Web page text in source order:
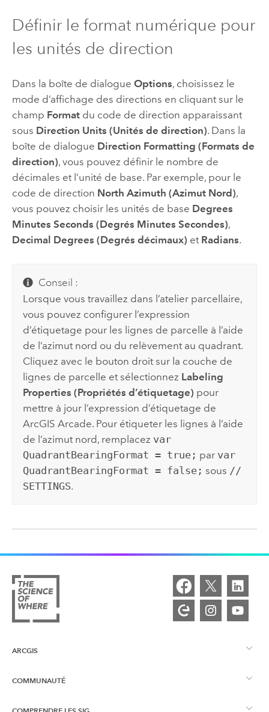
Définir le format numérique pour
les unités de direction
Dans la boîte de dialogue Options, choisissez le
mode d’affichage des directions en cliquant sur le
champ Formatdu code de direction apparaissant
sous Direction Units (Unités de direction). Dans la
boîte de dialogue Direction Formatting (Formats de
direction), vous pouvez définir le nombre de
décimales et l’unité de base. Par exemple, pour le
code de direction North Azimuth (Azimut Nord),
vous pouvez choisir les unités de base Degrees
Minutes Seconds (Degrés Minutes Secondes),
Decimal Degrees (Degrés décimaux) et Radians.
Conseil :
Lorsque vous travaillez dans l’atelier parcellaire,
vous pouvez configurer l’expression
d’étiquetage pour les lignes de parcelle à l’aide
de l’azimut nord ou du relèvement au quadrant.
Cliquez avec le bouton droit sur la couche de
lignes de parcelle et sélectionnez Labeling
Properties (Propriétés d’étiquetage) pour
mettre à jour l’expression d’étiquetage de
ArcGIS Arcade. Pour étiqueter les lignes à l’aide
de l’azimut nord, remplacez var
QuadrantBearingFormat = true; par var
QuadrantBearingFormat = false; sous //
SETTINGS.
ARCGIS
Vue d’ensemble d’ArcGIS
COMMUNAUTÉ